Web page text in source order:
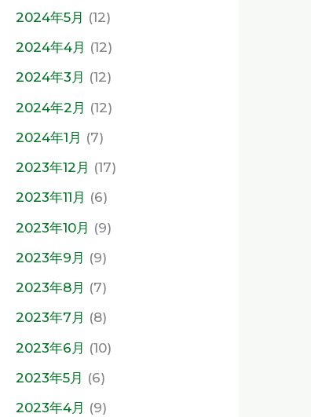
2024年5月 (12)
2024年4月 (12)
2024年3月 (12)
2024年2月 (12)
2024年1月 (7)
2023年12月 (17)
2023年11月 (6)
2023年10月 (9)
2023年9月 (9)
2023年8月 (7)
2023年7月 (8)
2023年6月 (10)
2023年5月 (6)
2023年4月 (9)